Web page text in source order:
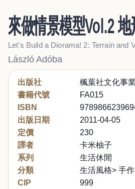
來做情景模型Vol.2
Let's Build a Diorama! 2: Terrain and
László Adóba
出版社
楓葉社文化事
書籍代號
FA015
ISBN
出版日期
2011-04-05
定價
230
譯者
卡米柚子
系列
生活休閒
分類
生活風格> 手
CIP
999